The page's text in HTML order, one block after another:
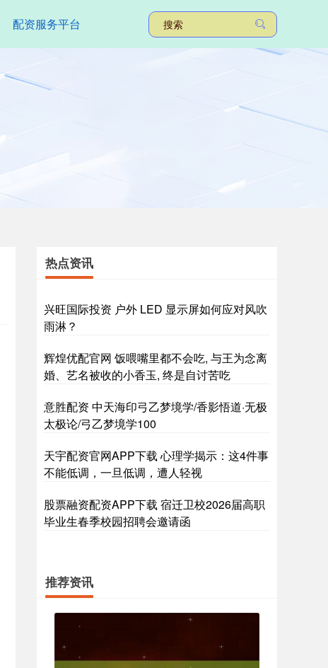
配资服务平台
热点资讯
兴旺国际投资 户外 LED 显示屏如何应对风吹
雨淋？
辉煌优配官网 饭喂嘴里都不会吃, 与王为念离
婚、艺名被收的小香玉, 终是自讨苦吃
意胜配资 中天海印弓乙梦境学/香影悟道·无极
太极论/弓乙梦境学100
天宇配资官网APP下载 心理学揭示：这4件事
不能低调，一旦低调，遭人轻视
股票融资配资APP下载 宿迁卫校2026届高职
毕业生春季校园招聘会邀请函
推荐资讯